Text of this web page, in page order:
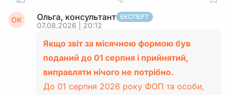
ОК Ольга, консультант ЕКСПЕРТ
07.08.2026 | 20:12
Якщо звіт за місячною формою був
поданий до 01 серпня і прийнятий,
виправляти нічого не потрібно.
До 01 серпня 2026 року ФОП та особи,